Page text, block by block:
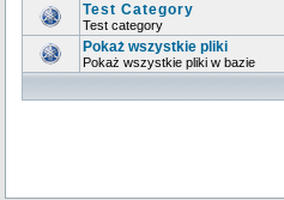
Test Category
Test category
Pokaż wszystkie pliki
Pokaż wszystkie pliki w bazie